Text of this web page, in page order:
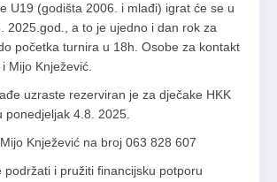
U19 (godišta 2006. i mlađi) igrat će se u
2025.god., a to je ujedno i dan rok za
početka turnira u 18h. Osobe za kontakt
Mijo Knježević.
uzraste rezerviran je za dječake HKK
ponedjeljak 4.8. 2025.
Knježević na broj 063 828 607
podržati i pružiti financijsku potporu